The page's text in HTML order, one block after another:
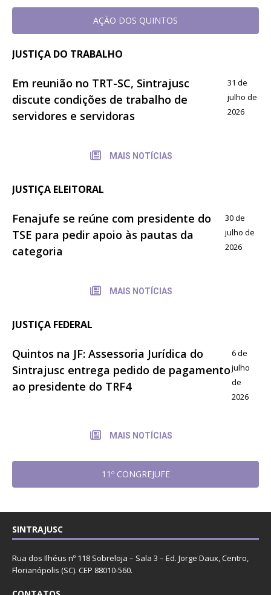
AÇÃO DOS QUINTOS
JUSTIÇA DO TRABALHO
Em reunião no TRT-SC, Sintrajusc
discute condições de trabalho de
servidores e servidoras
31 de
julho de
2026
MAIS NOTÍCIAS
JUSTIÇA ELEITORAL
Fenajufe se reúne com presidente do
TSE para pedir apoio às pautas da
categoria
30 de
julho de
2026
MAIS NOTÍCIAS
JUSTIÇA FEDERAL
Quintos na JF: Assessoria Jurídica do
Sintrajusc entrega pedido de pagamento
ao presidente do TRF4
6 de
julho
de
2026
MAIS NOTÍCIAS
11º CONGREJUFE
SINTRAJUSC
Rua dos Ilhéus nº 118 Sobreloja – Sala 3 – Ed. Jorge Daux, Centro,
Florianópolis (SC). CEP 88010-560.